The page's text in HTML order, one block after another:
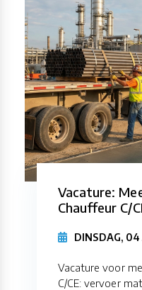
Vacature:
Chauffeur C/
DINSDAG,
Vacature voor
C/CE: vervoer